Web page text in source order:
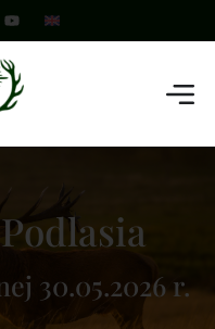
30.05.2026 r.